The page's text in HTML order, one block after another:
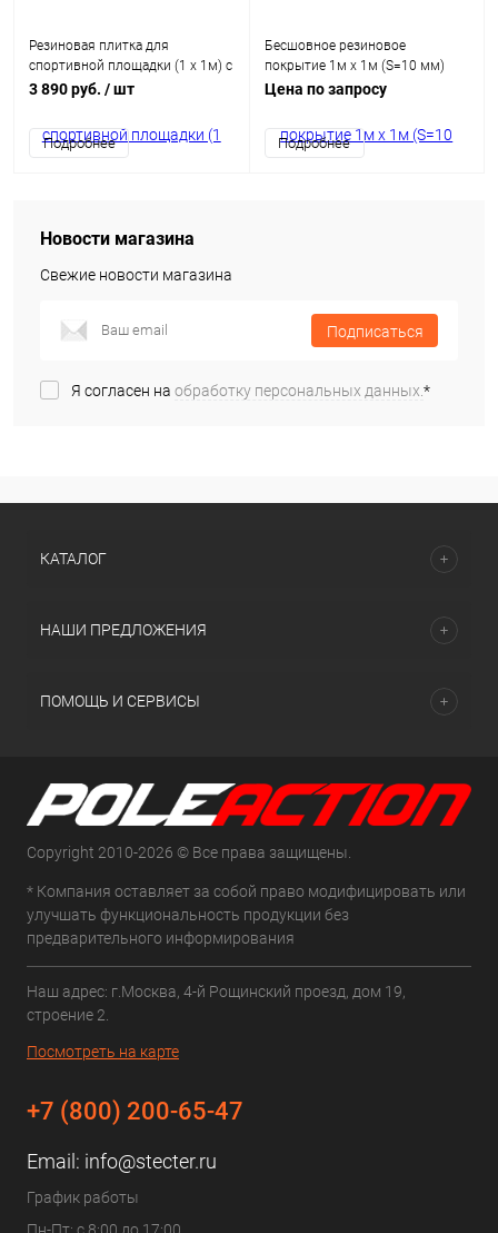
Резиновая плитка для
спортивной площадки (1 х 1м) с
встроенным скрытым
3 890 руб. / шт
Подробнее
Бесшовное резиновое
покрытие 1м х 1м (S=10 мм)
Цена по запросу
Подробнее
Новости магазина
Свежие новости магазина
Подписаться
Я согласен на обработку персональных данных.*
КАТАЛОГ
НАШИ ПРЕДЛОЖЕНИЯ
ПОМОЩЬ И СЕРВИСЫ
Copyright 2010-2026 © Все права защищены.
* Компания оставляет за собой право модифицировать или
улучшать функциональность продукции без
предварительного информирования
Наш адрес: г.Москва, 4-й Рощинский проезд, дом 19,
строение 2.
Посмотреть на карте
+7 (800) 200-65-47
Email: info@stecter.ru
График работы
Пн-Пт: с 8:00 до 17:00